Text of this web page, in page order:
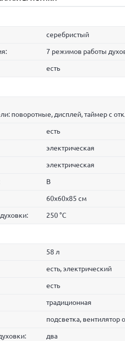
серебристый
7 режимов работы
есть
поворотные, дисплей, таймер с
есть
электрическая
электрическая
B
60x60x85 см
250 °С
58 л
есть, электрический
есть
традиционная
подсветка, вентилятор
два